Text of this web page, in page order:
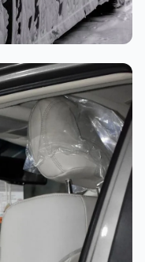
غسيل رغوي